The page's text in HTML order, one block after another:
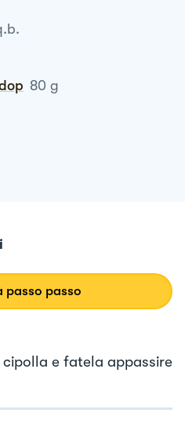
80 g
passo passo
e fatela appassire